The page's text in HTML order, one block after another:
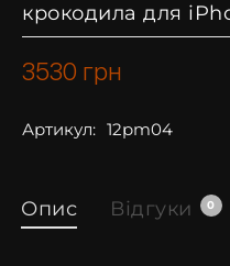
крокодила для
3530 грн
Артикул: 12pm04
Опис Відгуки 0